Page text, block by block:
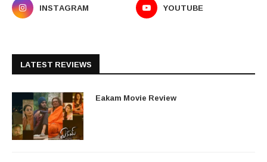
INSTAGRAM
YOUTUBE
LATEST REVIEWS
Eakam Movie Review